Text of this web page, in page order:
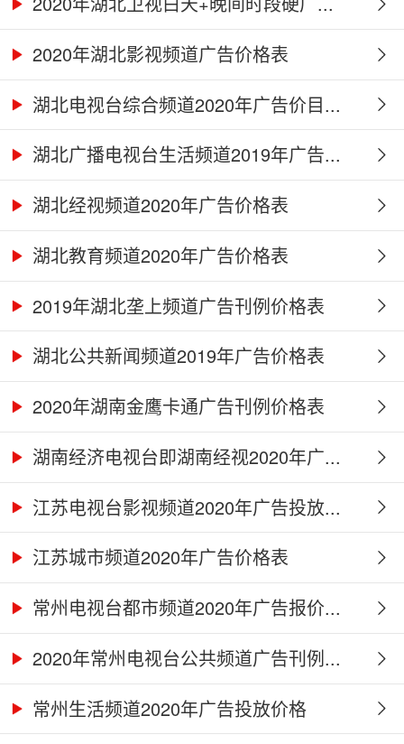
2020年湖北影视频道广告价格表
湖北电视台综合频道2020年广告价目...
湖北广播电视台生活频道2019年广告...
湖北经视频道2020年广告价格表
湖北教育频道2020年广告价格表
2019年湖北垄上频道广告刊例价格表
湖北公共新闻频道2019年广告价格表
2020年湖南金鹰卡通广告刊例价格表
湖南经济电视台即湖南经视2020年广...
江苏电视台影视频道2020年广告投放...
江苏城市频道2020年广告价格表
常州电视台都市频道2020年广告报价...
2020年常州电视台公共频道广告刊例...
常州生活频道2020年广告投放价格